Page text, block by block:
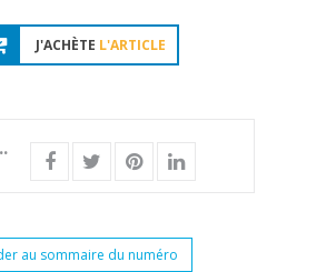
J'ACHÈTE L'ARTICLE
au sommaire du numéro